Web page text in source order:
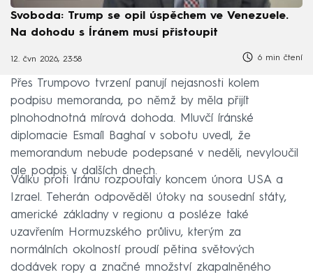
Svoboda: Trump se opil úspěchem ve Venezuele.
Na dohodu s Íránem musí přistoupit
12. čvn 2026, 23:58 6 min čtení
Přes Trumpovo tvrzení panují nejasnosti kolem
podpisu memoranda, po němž by měla přijít
plnohodnotná mírová dohoda. Mluvčí íránské
diplomacie Esmaíl Baghaí v sobotu uvedl, že
memorandum nebude podepsané v neděli, nevyloučil
ale podpis v dalších dnech.
Válku proti Íránu rozpoutaly koncem února USA a
Izrael. Teherán odpověděl útoky na sousední státy,
americké základny v regionu a posléze také
uzavřením Hormuzského průlivu, kterým za
normálních okolností proudí pětina světových
dodávek ropy a značné množství zkapalněného